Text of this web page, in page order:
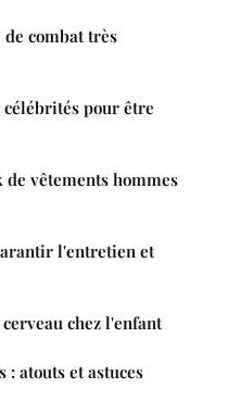
combat très
célébrités pour être
vêtements hommes
l'entretien et
chez l'enfant
: atouts et astuces